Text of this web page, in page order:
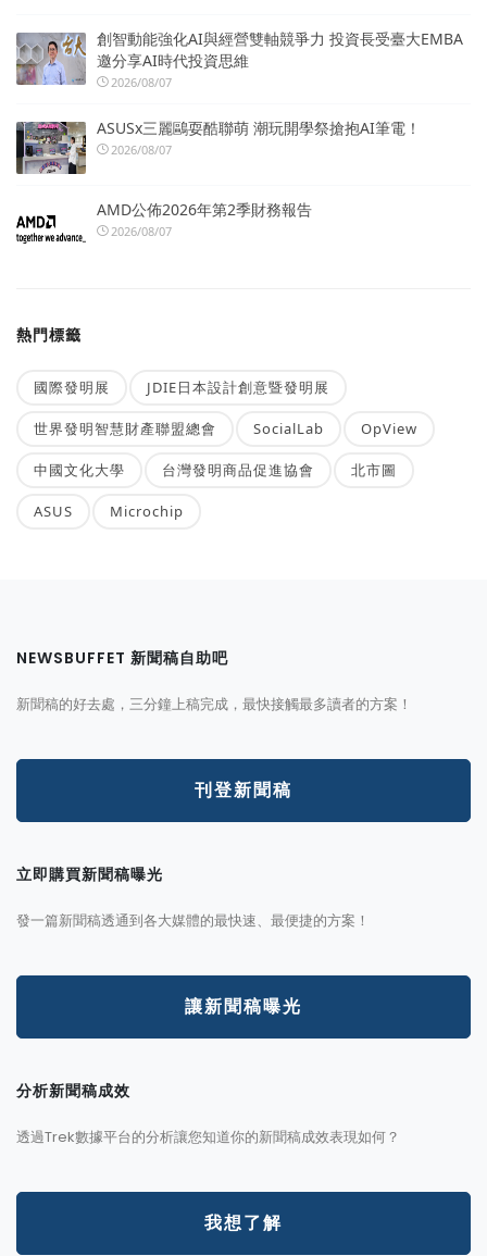
創智動能強化AI與經營雙軸競爭力 投資長受臺大EMBA
邀分享AI時代投資思維
2026/08/07
ASUSx三麗鷗耍酷聯萌 潮玩開學祭搶抱AI筆電！
2026/08/07
AMD公佈2026年第2季財務報告
2026/08/07
熱門標籤
國際發明展 JDIE日本設計創意暨發明展
世界發明智慧財產聯盟總會 SocialLab OpView
中國文化大學 台灣發明商品促進協會 北市圖
ASUS Microchip
NEWSBUFFET 新聞稿自助吧
新聞稿的好去處，三分鐘上稿完成，最快接觸最多讀者的方案！
刊登新聞稿
立即購買新聞稿曝光
發一篇新聞稿透通到各大媒體的最快速、最便捷的方案！
讓新聞稿曝光
分析新聞稿成效
透過Trek數據平台的分析讓您知道你的新聞稿成效表現如何？
我想了解